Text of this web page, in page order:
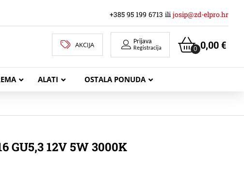
+385 95 199 6713 ili josip@zd-elpro.hr
AKCIJA Prijava
Registracija 0,00€
0
ALATI OSTALA PONUDA
GU5,3 12V 5W 3000K